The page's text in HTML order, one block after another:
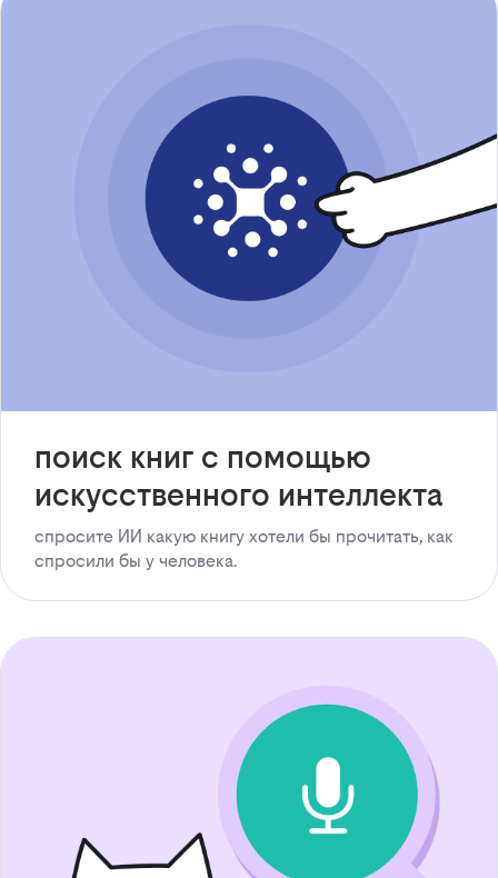
поиск книг с помощью
искусственного интеллекта
спросите ИИ какую книгу хотели бы прочитать, как
спросили бы у человека.